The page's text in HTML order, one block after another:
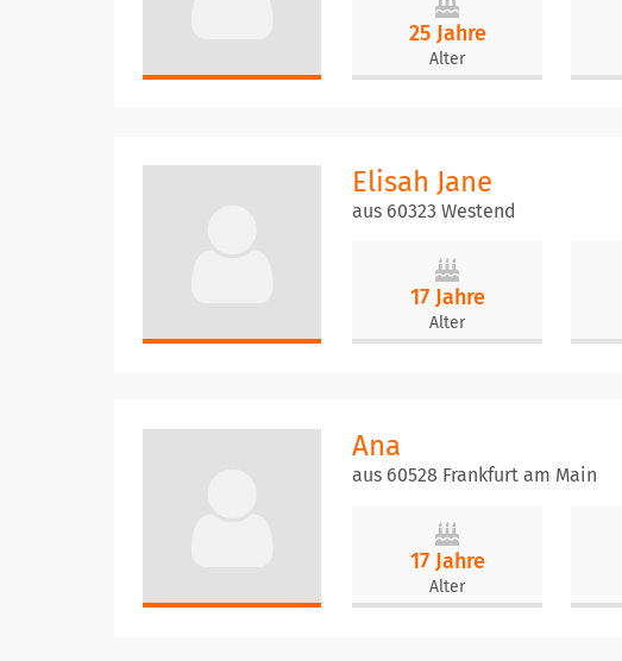
25 Jahre
Alter
Elisah Jane
aus 60323 Westend
17 Jahre
Alter
Ana
aus 60528 Frankfurt am Main
17 Jahre
Alter